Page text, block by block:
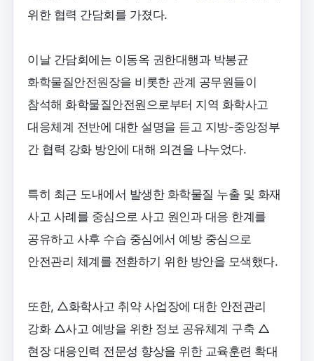
위한 협력 간담회를 가졌다.
이날 간담회에는 이동옥 권한대행과 박봉균
화학물질안전원장을 비롯한 관계 공무원들이
참석해 화학물질안전원으로부터 지역 화학사고
대응체계 전반에 대한 설명을 듣고 지방-중앙정부
간 협력 강화 방안에 대해 의견을 나누었다.
특히 최근 도내에서 발생한 화학물질 누출 및 화재
사고 사례를 중심으로 사고 원인과 대응 한계를
공유하고 사후 수습 중심에서 예방 중심으로
안전관리 체계를 전환하기 위한 방안을 모색했다.
또한, △화학사고 취약 사업장에 대한 안전관리
강화 △사고 예방을 위한 정보 공유체계 구축 △
현장 대응인력 전문성 향상을 위한 교육훈련 확대